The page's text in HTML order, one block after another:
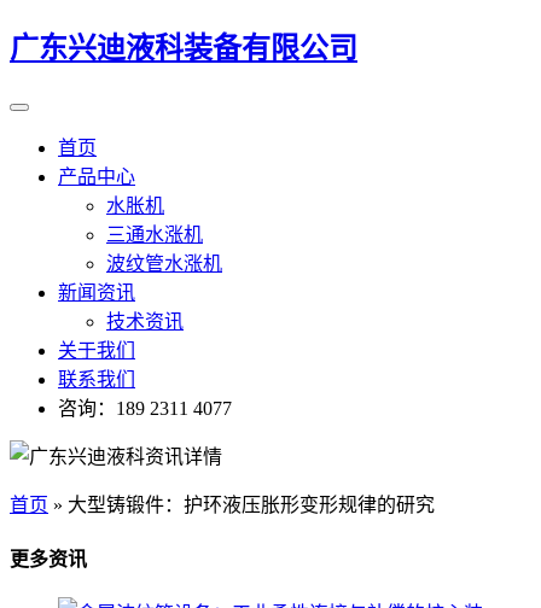
广东兴迪液科装备有限公司
首页
产品中心
水胀机
三通水涨机
波纹管水涨机
新闻资讯
技术资讯
关于我们
联系我们
咨询：189 2311 4077
首页 » 大型铸锻件：护环液压胀形变形规律的研究
更多资讯